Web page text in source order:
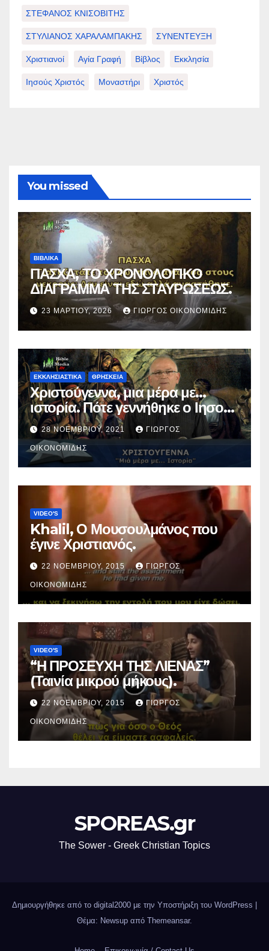
ΣΤΕΦΑΝΟΣ ΚΝΙΣΟΒΙΤΗΣ
ΣΤΥΛΙΑΝΟΣ ΧΑΡΑΛΑΜΠΑΚΗΣ ΣΥΝΕΝΤΕΥΞΗ
Χριστιανοί Αγία Γραφή Βίβλος Εκκλησία
Ιησούς Χριστός Μοναστήρι Χριστός
You missed
ΒΙΒΛΙΚΑ
ΠΑΣΧΑ, ΤΟ ΧΡΟΝΟΛΟΓΙΚΟ
ΔΙΑΓΡΑΜΜΑ ΤΗΣ ΣΤΑΥΡΩΣΕΩΣ.
23 ΜΑΡΤΊΟΥ, 2026 ΓΙΏΡΓΟΣ ΟΙΚΟΝΟΜΊΔΗΣ
ΕΚΚΛΗΣΙΑΣΤΙΚΑ ΘΡΗΣΚΕΙΑ
Χριστούγεννα, μια μέρα με…
ιστορία. Πότε γεννήθηκε ο Ιησούς
Χριστός; (Βίντεο).
28 ΝΟΕΜΒΡΊΟΥ, 2021 ΓΙΏΡΓΟΣ
ΟΙΚΟΝΟΜΊΔΗΣ
VIDEO'S
Khalil, Ο Μουσουλμάνος που
έγινε Χριστιανός.
22 ΝΟΕΜΒΡΊΟΥ, 2015 ΓΙΏΡΓΟΣ
ΟΙΚΟΝΟΜΊΔΗΣ
VIDEO'S
“Η ΠΡΟΣΕΥΧΗ ΤΗΣ ΛΙΕΝΑΣ”
(Ταινία μικρού μήκους).
22 ΝΟΕΜΒΡΊΟΥ, 2015 ΓΙΏΡΓΟΣ
ΟΙΚΟΝΟΜΊΔΗΣ
SPOREAS.gr
The Sower - Greek Christian Topics
Δημιουργήθηκε από το digital2000 με την Υποστήριξη του WordPress
Θέμα: Newsup από Themeansar.